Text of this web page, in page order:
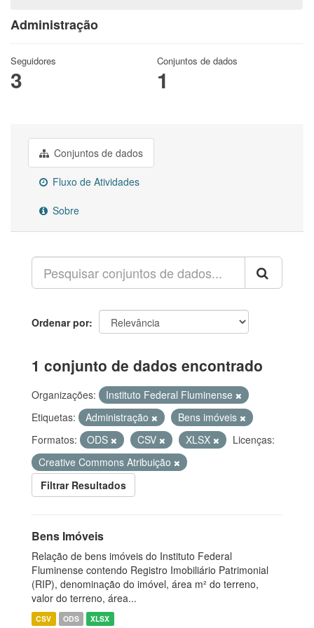
Administração
Seguidores
3
Conjuntos de dados
1
Conjuntos de dados
Fluxo de Atividades
Sobre
Ordenar por
1 conjunto de dados encontrado
Organizações:
Instituto Federal Fluminense
Etiquetas:
Administração
Bens imóveis
Formatos:
ODS CSV XLSX
Licenças:
Creative Commons Atribuição
Filtrar Resultados
Bens Imóveis
Relação de bens imóveis do Instituto Federal
Fluminense contendo Registro Imobiliário Patrimonial
(RIP), denominação do imóvel, área m² do terreno,
valor do terreno, área...
CSV ODS XLSX